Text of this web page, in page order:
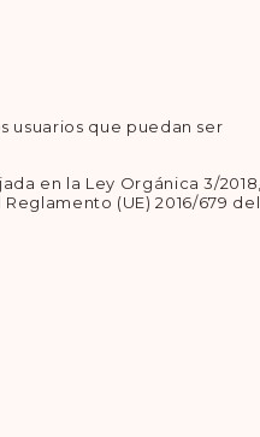
usuarios que puedan ser
en la Ley Orgánica 3/2018,
(UE) 2016/679 del